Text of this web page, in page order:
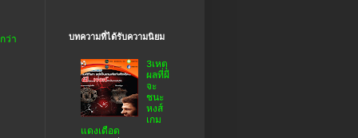
ว่า บทความที่ได้รับความนิยม
3เหตุ
ผลที่ผี
จะ
ชนะ
หงส์
เกม
แดงเดือด